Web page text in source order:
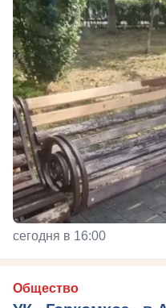
сегодня в 16:00
Общество